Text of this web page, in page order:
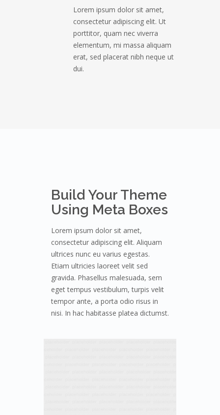
Lorem ipsum dolor sit amet,
consectetur adipiscing elit. Ut
porttitor, quam nec viverra
elementum, mi massa aliquam
erat, sed placerat nibh neque ut
dui.
Build Your Theme
Using Meta Boxes
Lorem ipsum dolor sit amet,
consectetur adipiscing elit. Aliquam
ultrices nunc eu varius egestas.
Etiam ultricies laoreet velit sed
gravida. Phasellus malesuada, sem
eget tempus vestibulum, turpis velit
tempor ante, a porta odio risus in
nisi. In hac habitasse platea dictumst.